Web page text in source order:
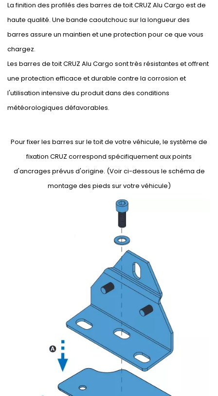
La finition des profilés des barres de toit CRUZ Alu Cargo est de
haute qualité. Une bande caoutchouc sur la longueur des
barres assure un maintien et une protection pour ce que vous
chargez.
Les barres de toit CRUZ Alu Cargo sont très résistantes et offrent
une protection efficace et durable contre la corrosion et
l'utilisation intensive du produit dans des conditions
météorologiques défavorables.
Pour fixer les barres sur le toit de votre véhicule, le système de
fixation CRUZ correspond spécifiquement aux points
d'ancrages prévus d'origine. (Voir ci-dessous le schéma de
montage des pieds sur votre véhicule)